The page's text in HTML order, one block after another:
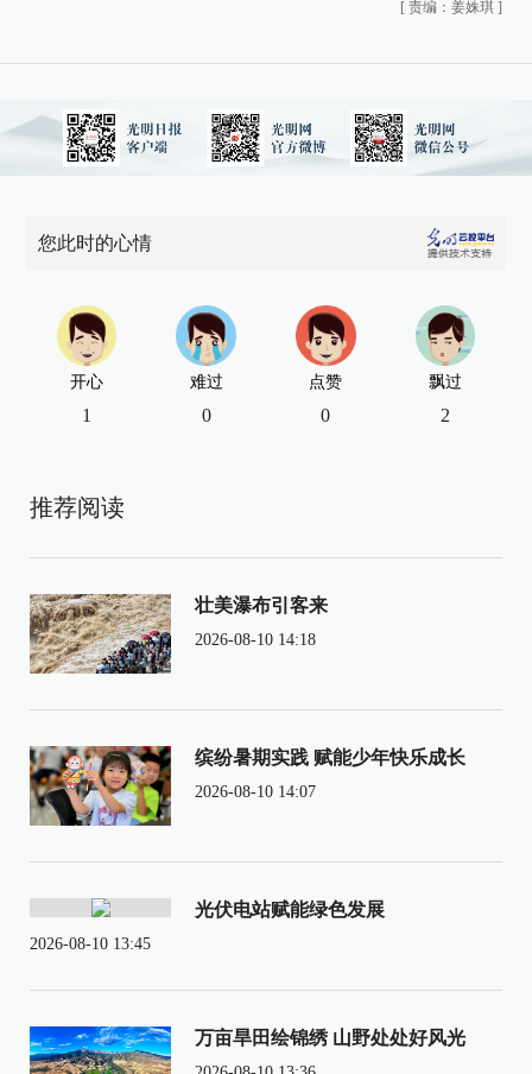
[ 责编：姜姝琪 ]
您此时的心情
开心
1
难过
0
点赞
0
飘过
2
推荐阅读
壮美瀑布引客来
2026-08-10 14:18
缤纷暑期实践 赋能少年快乐成长
2026-08-10 14:07
光伏电站赋能绿色发展
2026-08-10 13:45
万亩旱田绘锦绣 山野处处好风光